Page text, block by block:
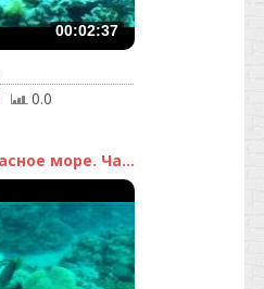
00:02:37
0.0
море. Ча...